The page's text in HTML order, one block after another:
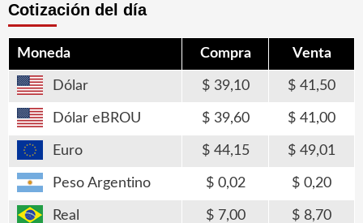
Cotización del día
Moneda Compra Venta
Dólar 39,10 41,50
Dólar eBROU 39,60 41,00
Euro 44,15 49,01
Peso Argentino 0,02 0,20
Real 7,00 8,70